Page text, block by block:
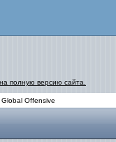
полную версию сайта.
Offensive